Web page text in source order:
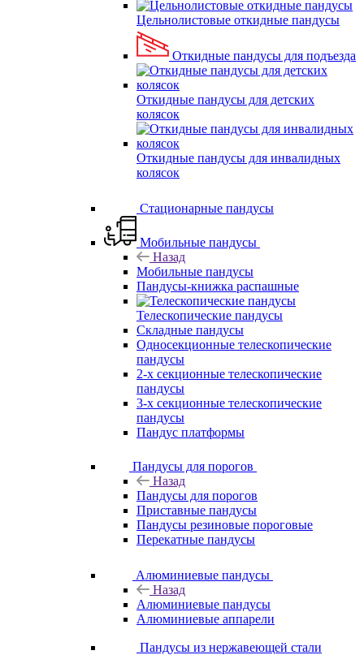
Цельнолистовые откидные пандусы
Откидные пандусы для подъезда
Откидные пандусы для детских
колясок
Откидные пандусы для инвалидных
колясок
Стационарные пандусы
Мобильные пандусы
Назад
Мобильные пандусы
Пандусы-книжка распашные
Телескопические пандусы
Складные пандусы
Односекционные телескопические
пандусы
2-х секционные телескопические
пандусы
3-х секционные телескопические
пандусы
Пандус платформы
Пандусы для порогов
Назад
Пандусы для порогов
Приставные пандусы
Пандусы резиновые пороговые
Перекатные пандусы
Алюминиевые пандусы
Назад
Алюминиевые пандусы
Алюминиевые аппарели
Пандусы из нержавеющей стали